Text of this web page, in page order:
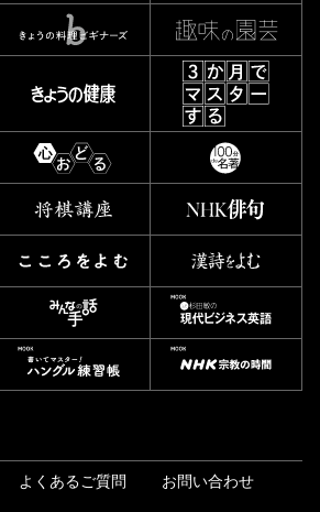
よくあるご質問
お問い合わせ